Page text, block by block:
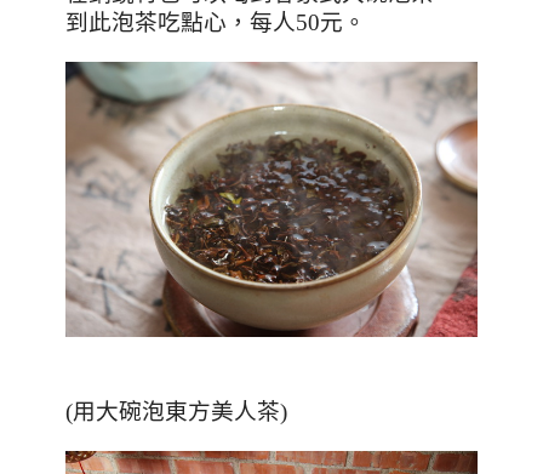
到此泡茶吃點心，每人50元。
(用大碗泡東方美人茶)